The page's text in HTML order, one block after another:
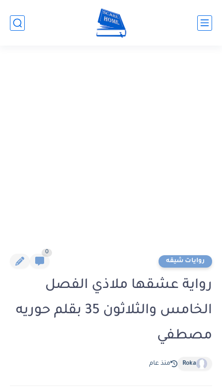
روايات شيقه
0
رواية عشقها ملاذي الفصل
الخامس والثلاثون 35 بقلم حوريه
مصطفي
Roka منذ عام